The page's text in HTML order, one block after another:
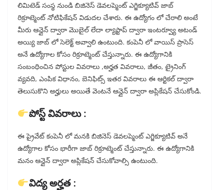
లిమిటెడ్ సంస్థ నుండి బిజినెస్ డెవలప్మెంట్ ఎగ్జిక్యూటివ్ జాబ్
రిక్రూట్మెంట్ నోటిఫికేషన్ విడుదల చేశారు. ఈ ఉద్యోగం లో చేరాలి అంటే
మీరు ఆన్లైన్ ద్వారా మొబైల్ లేదా ల్యాప్టాప్ ద్వారా ఇంటర్వ్యూ అటండ్
అయ్యి జాబ్ లో సెలెక్ట్ అవ్వాలి ఉంటుంది. కంపెనీ లో వాయిస్ ప్రాసెస్
అనే ఉద్యోగాల కోసం రిక్రూట్మెంట్ చేస్తున్నారు. ఈ ఉద్యోగానికి
సంబంధించిన పోస్టుల వివరాలు ,అర్హత వివరాలు, జీతం, ట్రైనింగ్
వ్యవది, ఎంపిక విధానం, బెనిఫిట్స్ ఇతర వివరాలు ఈ ఆర్టికల్ ద్వారా
తెలుసుకొని అర్హులు అయితే వెంటనే ఆన్లైన్ ద్వారా అప్లికేషన్ చేసుకోండి.
పోస్ట్ వివరాలు :
ఈ ప్రైవేట్ కంపెనీ లో మనకి బిజినెస్ డెవలప్మెంట్ ఎగ్జిక్యూటివ్ అనే
ఉద్యోగాల కోసం భారీగా జాబ్ రిక్రూట్మెంట్ చేస్తున్నారు. ఈ ఉద్యోగానికి
మనం ఆన్లైన్ ద్వారా అప్లికేషన్ చేసుకోవాల్సి ఉంటుంది.
విద్య అర్హత :